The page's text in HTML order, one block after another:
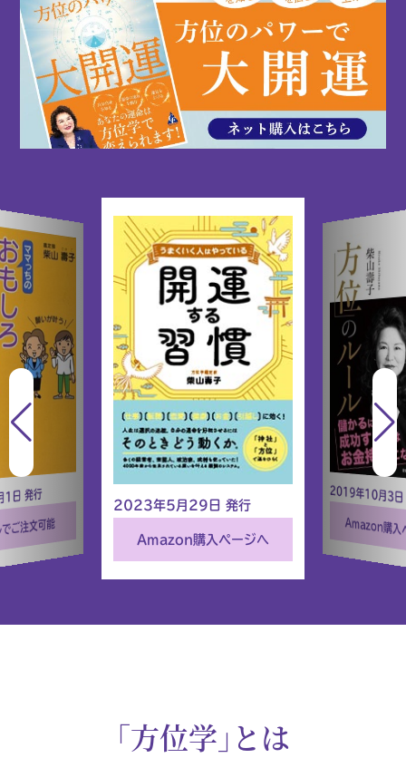
日 発行
ご注文可能
2023年5月29日 発行
Amazon購入ページへ
2019年10月3
Amazon購入
｢方位学｣とは